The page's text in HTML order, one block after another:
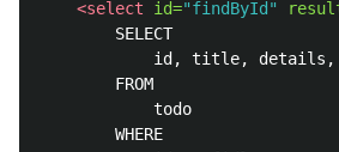
<select
id="findById"